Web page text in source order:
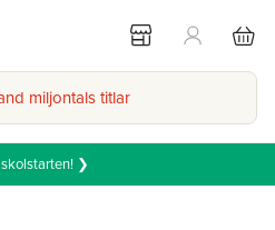
miljontals titlar
❯